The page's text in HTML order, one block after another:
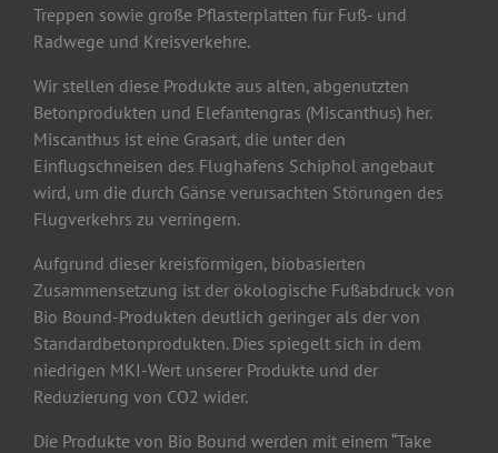
Treppen sowie große Pflasterplatten für Fuß- und
Radwege und Kreisverkehre.
Wir stellen diese Produkte aus alten, abgenutzten
Betonprodukten und Elefantengras (Miscanthus) her.
Miscanthus ist eine Grasart, die unter den
Einflugschneisen des Flughafens Schiphol angebaut
wird, um die durch Gänse verursachten Störungen des
Flugverkehrs zu verringern.
Aufgrund dieser kreisförmigen, biobasierten
Zusammensetzung ist der ökologische Fußabdruck von
Bio Bound-Produkten deutlich geringer als der von
Standardbetonprodukten. Dies spiegelt sich in dem
niedrigen MKI-Wert unserer Produkte und der
Reduzierung von CO2 wider.
Die Produkte von Bio Bound werden mit einem “Take